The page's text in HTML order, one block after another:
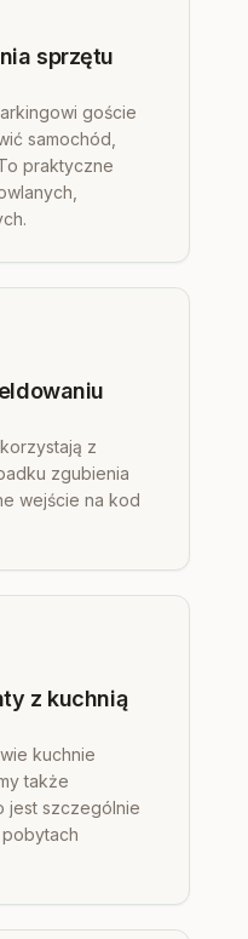
sprzętu
goście
samochód,
praktyczne
z
zgubienia
wejście na kod
z kuchnią
kuchnie
także
jest szczególnie